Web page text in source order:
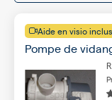
Aide en visio
Pompe de